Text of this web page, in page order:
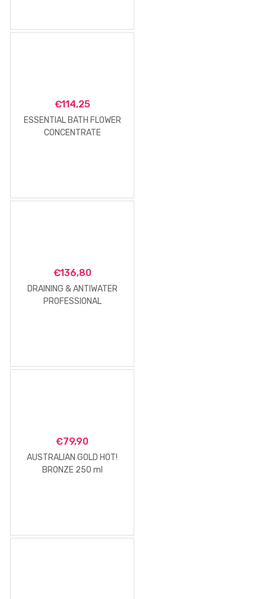
€114,25
ESSENTIAL BATH FLOWER
CONCENTRATE
€136,80
DRAINING & ANTIWATER
PROFESSIONAL
€79,90
AUSTRALIAN GOLD HOT!
BRONZE 250 ml